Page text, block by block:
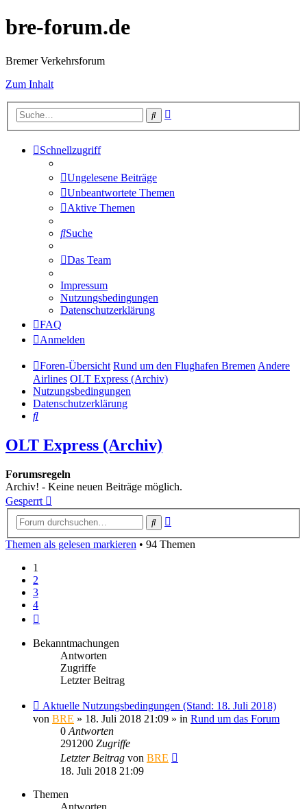
bre-forum.de
Bremer Verkehrsforum
Zum Inhalt
Suche
Schnellzugriff
Ungelesene Beiträge
Unbeantwortete Themen
Aktive Themen
Suche
Das Team
Impressum
Nutzungsbedingungen
Datenschutzerklärung
FAQ
Anmelden
Foren-Übersicht Rund um den Flughafen BremenAndere
Airlines OLT Express (Archiv)
Nutzungsbedingungen
Datenschutzerklärung
Suche
OLT Express (Archiv)
Forumsregeln
Archiv! - Keine neuen Beiträge möglich.
Gesperrt
Suche
Themen als gelesen markieren • 94 Themen
1
2
3
4
Bekanntmachungen
Antworten
Zugriffe
Letzter Beitrag
Aktuelle Nutzungsbedingungen (Stand: 18. Juli 2018)
von BRE » 18. Juli 2018 21:09 » in Rund um das Forum
0 Antworten
291200 Zugriffe
Letzter Beitrag von BRE
18. Juli 2018 21:09
Themen
Antworten